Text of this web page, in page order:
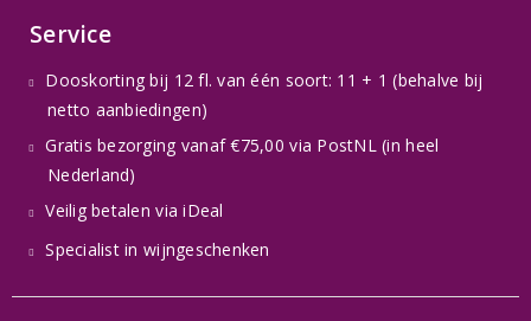
Service
Dooskorting bij 12 fl. van één soort: 11 + 1 (behalve bij
netto aanbiedingen)
Gratis bezorging vanaf €75,00 via PostNL (in heel
Nederland)
Veilig betalen via iDeal
Specialist in wijngeschenken